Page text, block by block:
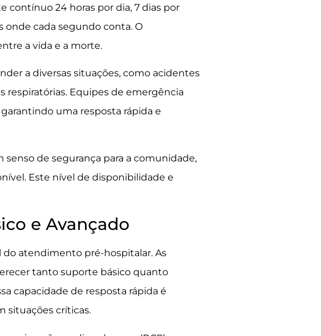
24 horas por dia, 7 dias por
onde cada segundo conta. O
a vida e a morte.
a diversas situações, como acidentes
respiratórias. Equipes de emergência
uma resposta rápida e
de segurança para a comunidade,
Este nível de disponibilidade e
e Avançado
atendimento pré-hospitalar. As
tanto suporte básico quanto
capacidade de resposta rápida é
situações críticas.